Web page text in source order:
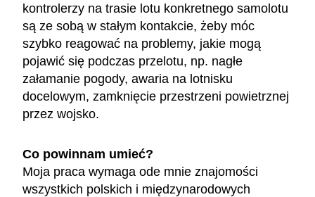
kontrolerzy na trasie lotu konkretnego samolotu
są ze sobą w stałym kontakcie, żeby móc
szybko reagować na problemy, jakie mogą
pojawić się podczas przelotu, np. nagłe
załamanie pogody, awaria na lotnisku
docelowym, zamknięcie przestrzeni powietrznej
przez wojsko.
Co powinnam umieć?
Moja praca wymaga ode mnie znajomości
wszystkich polskich i międzynarodowych